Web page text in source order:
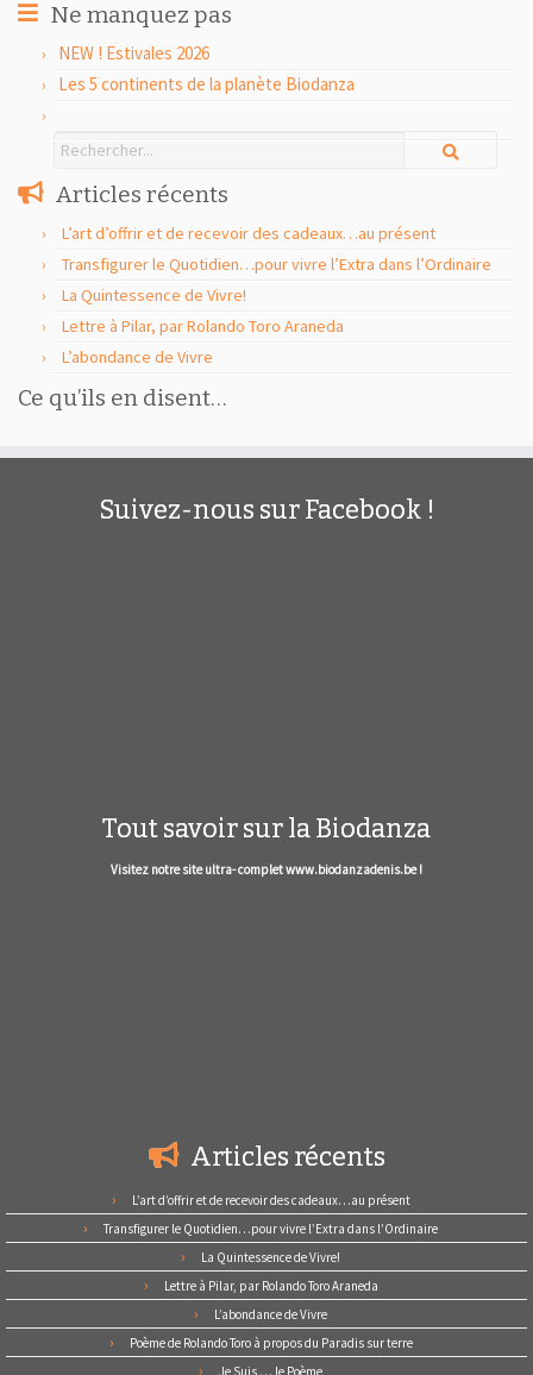
Ne manquez pas
NEW ! Estivales 2026
Les 5 continents de la planète Biodanza
Articles récents
L’art d’offrir et de recevoir des cadeaux…au présent
Transfigurer le Quotidien…pour vivre l’Extra dans l’Ordinaire
La Quintessence de Vivre!
Lettre à Pilar, par Rolando Toro Araneda
L’abondance de Vivre
Ce qu’ils en disent…
Suivez-nous sur Facebook !
Tout savoir sur la Biodanza
Visitez notre site ultra- complet www.biodanzadenis.be !
Articles récents
L’art d’offrir et de recevoir des cadeaux…au présent
Transfigurer le Quotidien…pour vivre l’Extra dans l’Ordinaire
La Quintessence de Vivre!
Lettre à Pilar, par Rolando Toro Araneda
L’abondance de Vivre
Poème de Rolando Toro à propos du Paradis sur terre
Je Suis … le Poème